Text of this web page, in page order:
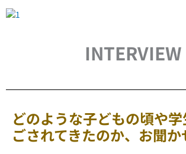
INTERVIEW
どのような子どもの頃や
ごされてきたのか、お聞